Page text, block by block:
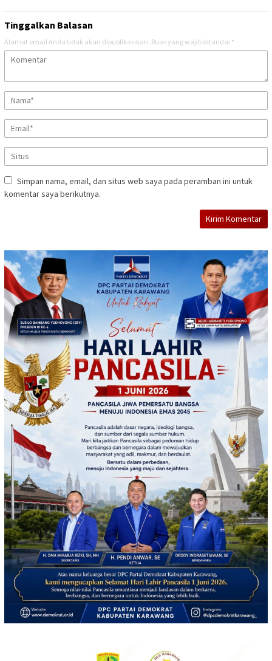
Tinggalkan Balasan
Alamat email Anda tidak akan dipublikasikan. Ruas yang wajib ditandai *
Simpan nama, email, dan situs web saya pada peramban ini untuk
komentar saya berikutnya.